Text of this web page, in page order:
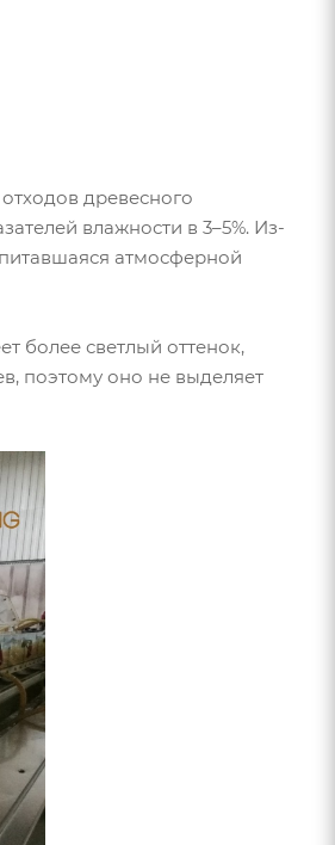
древесного
влажности в 3–5%. Из-
атмосферной
более светлый оттенок,
поэтому оно не выделяет